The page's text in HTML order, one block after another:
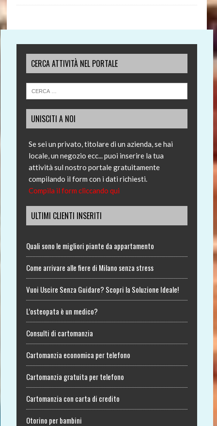
CERCA ATTIVITÀ NEL PORTALE
UNISCITI A NOI
Se sei un privato, titolare di un azienda, se hai
locale, un negozio ecc... puoi inserire la tua
attività sul nostro portale gratuitamente
compilando il form con i dati richiesti.
Compila il form cliccando qui
ULTIMI CLIENTI INSERITI
Quali sono le migliori piante da appartamento
Come arrivare alle fiere di Milano senza stress
Vuoi Uscire Senza Guidare? Scopri la Soluzione Ideale!
L’osteopata è un medico?
Consulti di cartomanzia
Cartomanzia economica per telefono
Cartomanzia gratuita per telefono
Cartomanzia con carta di credito
Otorino per bambini